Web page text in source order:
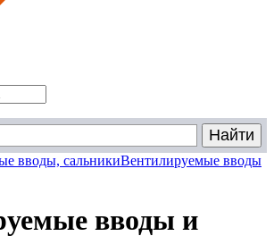
вводы, сальникиВентилируемые вводы
вводы и